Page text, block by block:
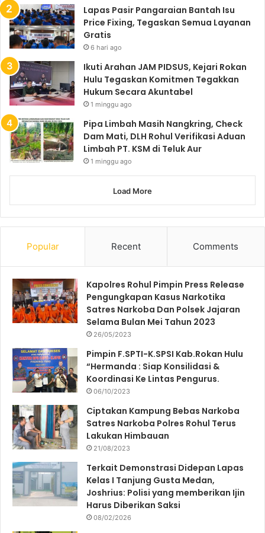
Lapas Pasir Pangaraian Bantah Isu
Price Fixing, Tegaskan Semua Layanan
Gratis
6 hari ago
Ikuti Arahan JAM PIDSUS, Kejari Rokan
Hulu Tegaskan Komitmen Tegakkan
Hukum Secara Akuntabel
1 minggu ago
Pipa Limbah Masih Nangkring, Check
Dam Mati, DLH Rohul Verifikasi Aduan
Limbah PT. KSM di Teluk Aur
1 minggu ago
Load More
Popular Recent Comments
Kapolres Rohul Pimpin Press Release
Pengungkapan Kasus Narkotika
Satres Narkoba Dan Polsek Jajaran
Selama Bulan Mei Tahun 2023
26/05/2023
Pimpin F.SPTI-K.SPSI Kab.Rokan Hulu
“Hermanda : Siap Konsilidasi &
Koordinasi Ke Lintas Pengurus.
06/10/2023
Ciptakan Kampung Bebas Narkoba
Satres Narkoba Polres Rohul Terus
Lakukan Himbauan
21/08/2023
Terkait Demonstrasi Didepan Lapas
Kelas I Tanjung Gusta Medan,
Joshrius: Polisi yang memberikan Ijin
Harus Diberikan Saksi
08/02/2026